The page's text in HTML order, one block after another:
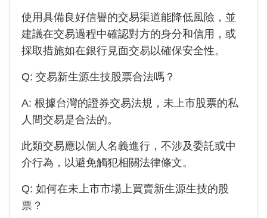
使用具備良好信譽的交易渠道能降低風險，並
建議在交易過程中確認對方的身分和信用，或
採取措施如在銀行見面交易以確保安全性。
Q: 交易新生源生技股票合法嗎？
A: 根據台灣的證券交易法規，未上市股票的私
人間交易是合法的。
此類交易應以個人名義進行，不涉及委託或中
介行為，以避免觸犯相關法律條文。
Q: 如何在未上市市場上買賣新生源生技的股
票？